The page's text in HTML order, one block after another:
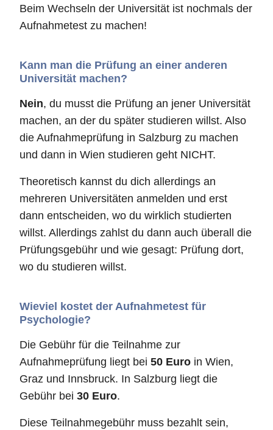
Beim Wechseln der Universität ist nochmals der
Aufnahmetest zu machen!
Kann man die Prüfung an einer anderen
Universität machen?
Nein, du musst die Prüfung an jener Universität
machen, an der du später studieren willst. Also
die Aufnahmeprüfung in Salzburg zu machen
und dann in Wien studieren geht NICHT.
Theoretisch kannst du dich allerdings an
mehreren Universitäten anmelden und erst
dann entscheiden, wo du wirklich studierten
willst. Allerdings zahlst du dann auch überall die
Prüfungsgebühr und wie gesagt: Prüfung dort,
wo du studieren willst.
Wieviel kostet der Aufnahmetest für
Psychologie?
Die Gebühr für die Teilnahme zur
Aufnahmeprüfung liegt bei 50 Euro in Wien,
Graz und Innsbruck. In Salzburg liegt die
Gebühr bei 30 Euro.
Diese Teilnahmegebühr muss bezahlt sein,